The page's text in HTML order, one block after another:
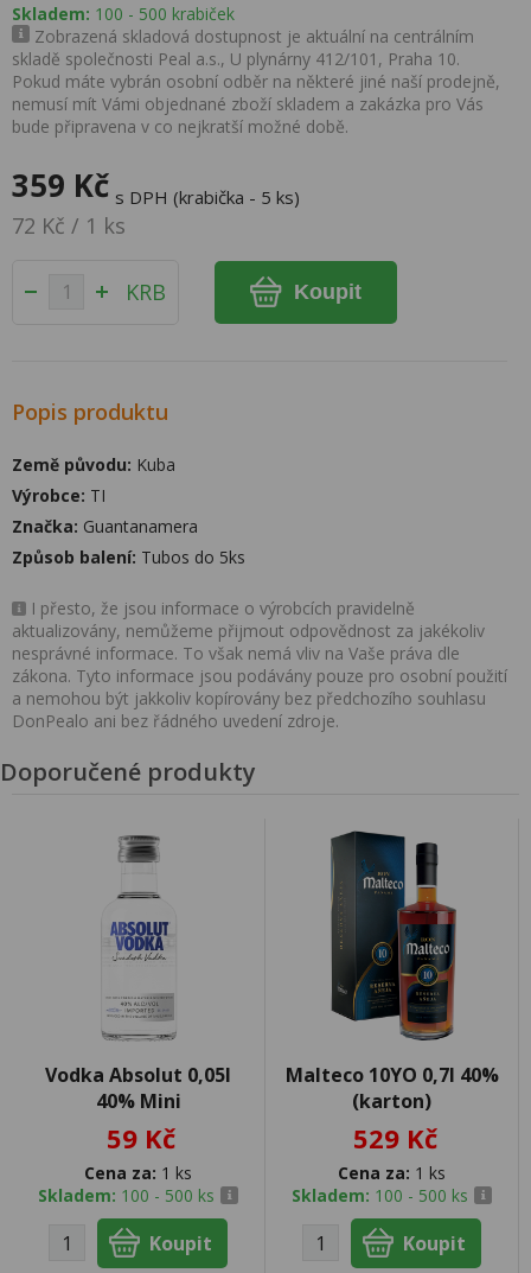
Skladem: 100 - 500 krabiček
Zobrazená skladová dostupnost je aktuální na centrálním
skladě společnosti Peal a.s., U plynárny 412/101, Praha 10.
Pokud máte vybrán osobní odběr na některé jiné naší prodejně,
nemusí mít Vámi objednané zboží skladem a zakázka pro Vás
bude připravena v co nejkratší možné době.
359 Kč s DPH (krabička - 5 ks)
72 Kč / 1 ks
KRB Koupit
Popis produktu
Země původu: Kuba
Výrobce: TI
Značka: Guantanamera
Způsob balení: Tubos do 5ks
I přesto, že jsou informace o výrobcích pravidelně
aktualizovány, nemůžeme přijmout odpovědnost za jakékoliv
nesprávné informace. To však nemá vliv na Vaše práva dle
zákona. Tyto informace jsou podávány pouze pro osobní použití
a nemohou být jakkoliv kopírovány bez předchozího souhlasu
DonPealo ani bez řádného uvedení zdroje.
Doporučené produkty
Vodka Absolut 0,05l
40% Mini
59 Kč
Cena za: 1 ks
Skladem: 100 - 500 ks
Malteco 10YO 0,7l 40%
(karton)
529 Kč
Cena za: 1 ks
Skladem: 100 - 500 ks